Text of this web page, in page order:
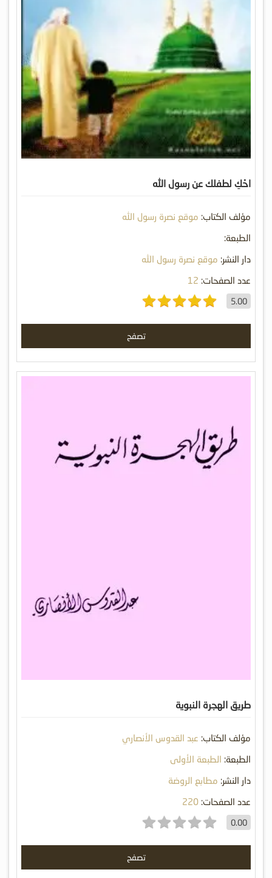
احْكِ لطفلك عن رسول الله
مؤلف الكتاب: موقع نصرة رسول الله
الطبعة:
دار النشر: موقع نصرة رسول الله
عدد الصفحات: 12
5.00
تصفح
طريق الهجرة النبوية
مؤلف الكتاب: عبد القدوس الأنصاري
الطبعة: الطبعة الأولى
دار النشر: مطابع الروضة
عدد الصفحات: 220
0.00
تصفح